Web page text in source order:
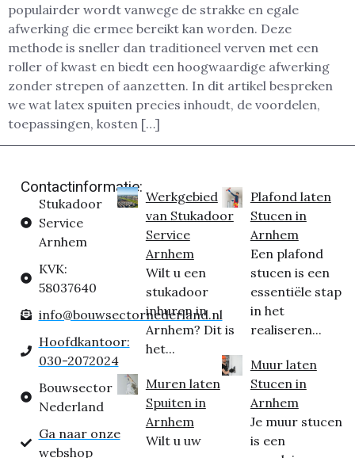
populairder wordt vanwege de strakke en egale
afwerking die ermee bereikt kan worden. Deze
methode is sneller dan traditioneel verven met een
roller of kwast en biedt een hoogwaardige afwerking
zonder strepen of aanzetten. In dit artikel bespreken
we wat latex spuiten precies inhoudt, de voordelen,
toepassingen, kosten […]
Contactinformatie:
Stukadoor
Service
Arnhem
KVK:
58037640
info@bouwsectornederland.nl
Hoofdkantoor:
030-2072024
Bouwsector
Nederland
Ga naar onze
webshop
Werkgebied
van Stukadoor
Service
Arnhem
Wilt u een
stukadoor
inhuren in
Arnhem? Dit is
het...
Muren laten
Spuiten in
Arnhem
Wilt u uw
Plafond laten
Stucen in
Arnhem
Een plafond
stucen is een
essentiële stap
in het
realiseren...
Muur laten
Stucen in
Arnhem
Je muur stucen
is een